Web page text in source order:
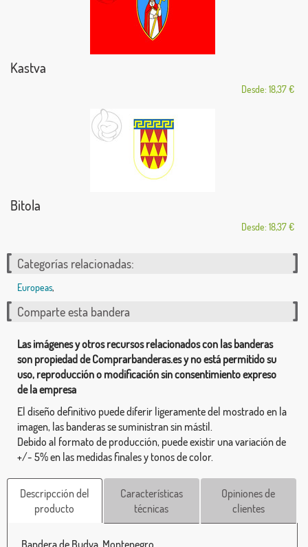
Kastva
Desde: 18,37 €
Bitola
Desde: 18,37 €
Categorías relacionadas:
Europeas,
Comparte esta bandera
Las imágenes y otros recursos relacionados con las banderas
son propiedad de Comprarbanderas.es y no está permitido su
uso, reproducción o modificación sin consentimiento expreso
de la empresa
El diseño definitivo puede diferir ligeramente del mostrado en la
imagen, las banderas se suministran sin mástil.
Debido al formato de producción, puede existir una variación de
+/- 5% en las medidas finales y tonos de color.
Descripcción del
producto
Características
técnicas
Opiniones de
clientes
Bandera de Budva. Montenegro.